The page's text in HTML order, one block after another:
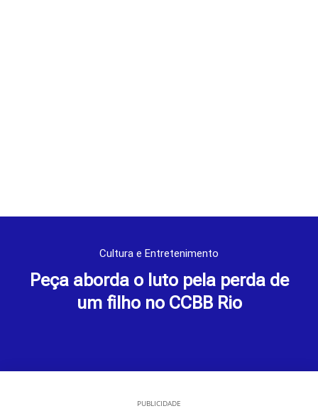
Cultura e Entretenimento
Peça aborda o luto pela perda de
um filho no CCBB Rio
PUBLICIDADE